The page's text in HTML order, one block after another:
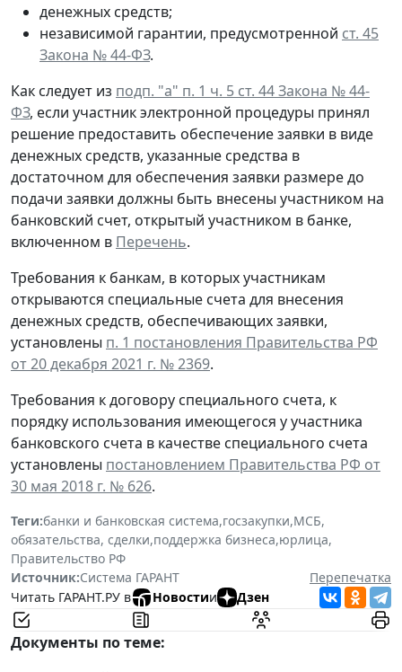
денежных средств;
независимой гарантии, предусмотренной ст. 45
Закона № 44-ФЗ.
Как следует из подп. "а" п. 1 ч. 5 ст. 44 Закона № 44-
ФЗ, если участник электронной процедуры принял
решение предоставить обеспечение заявки в виде
денежных средств, указанные средства в
достаточном для обеспечения заявки размере до
подачи заявки должны быть внесены участником на
банковский счет, открытый участником в банке,
включенном в Перечень.
Требования к банкам, в которых участникам
открываются специальные счета для внесения
денежных средств, обеспечивающих заявки,
установлены п. 1 постановления Правительства РФ
от 20 декабря 2021 г. № 2369.
Требования к договору специального счета, к
порядку использования имеющегося у участника
банковского счета в качестве специального счета
установлены постановлением Правительства РФ от
30 мая 2018 г. № 626.
Теги:банки и банковская система,госзакупки,МСБ,
обязательства, сделки,поддержка бизнеса,юрлица,
Правительство РФ
Источник:Система ГАРАНТ
Перепечатка
Читать ГАРАНТ.РУ в
Новостии Дзен
Документы по теме: